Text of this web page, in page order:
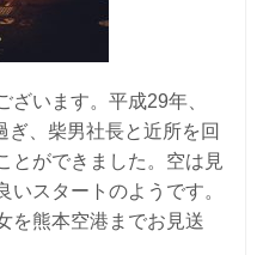
ざいます。平成29年、
、柴男社長と近所を回
とができました。空は見
スタートのようです。
を熊本空港までお見送